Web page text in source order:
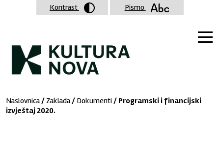
Naslovnica/Zaklada/ Dokumenti/ Programski i financijski
izvještaj 2020.
Kontrast Pismo